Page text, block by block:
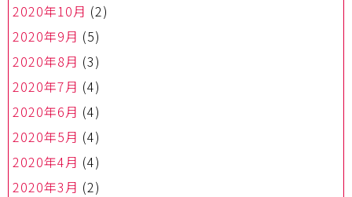
2020年10月 (2)
2020年9月 (5)
2020年8月 (3)
2020年7月 (4)
2020年6月 (4)
2020年5月 (4)
2020年4月 (4)
2020年3月 (2)